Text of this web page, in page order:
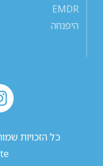
EMDR
היפנוזה
כל הזכויות שמורות